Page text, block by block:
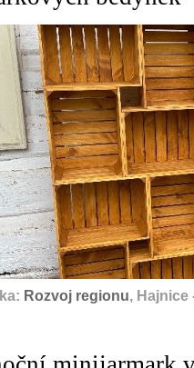
Rozvoj regionu, Hajnice